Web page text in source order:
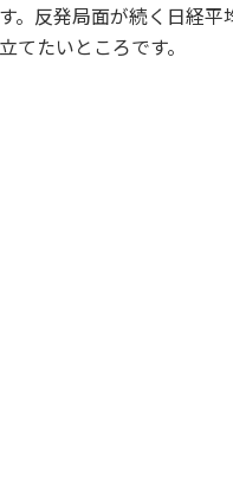
。反発局面が続く日経
てたいところです。